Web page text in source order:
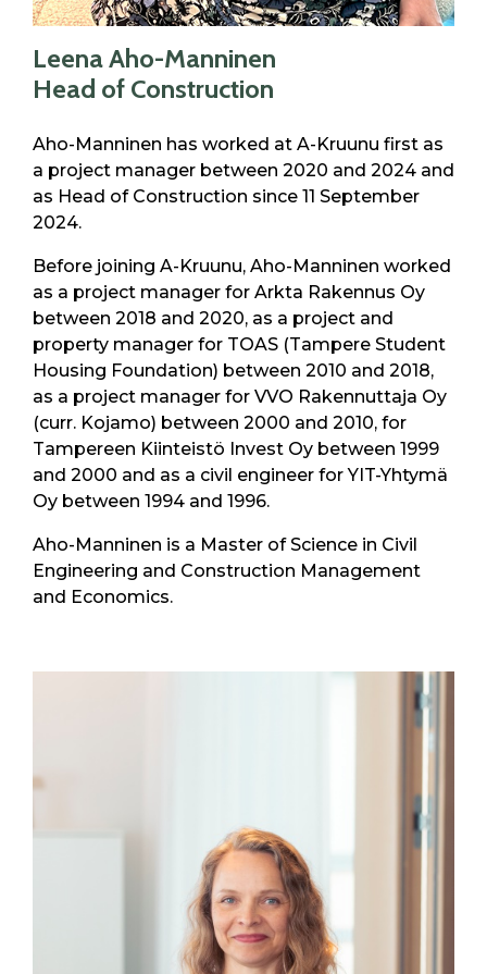
Leena Aho-Manninen
Head of Construction
Aho-Manninen has worked at A-Kruunu first as
a project manager between 2020 and 2024 and
as Head of Construction since 11 September
2024.
Before joining A-Kruunu, Aho-Manninen worked
as a project manager for Arkta Rakennus Oy
between 2018 and 2020, as a project and
property manager for TOAS (Tampere Student
Housing Foundation) between 2010 and 2018,
as a project manager for VVO Rakennuttaja Oy
(curr. Kojamo) between 2000 and 2010, for
Tampereen Kiinteistö Invest Oy between 1999
and 2000 and as a civil engineer for YIT-Yhtymä
Oy between 1994 and 1996.
Aho-Manninen is a Master of Science in Civil
Engineering and Construction Management
and Economics.